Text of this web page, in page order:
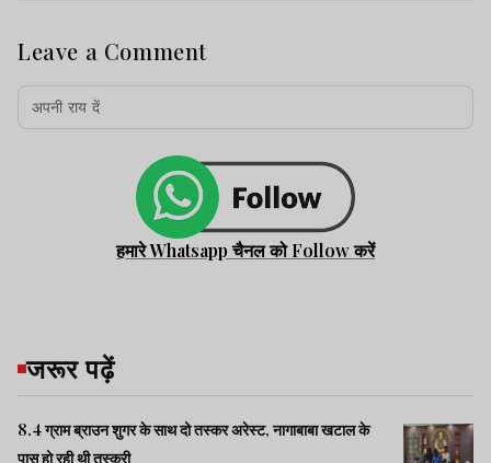
Leave a Comment
हमारे Whatsapp चैनल को Follow करें
जरूर पढ़ें
8.4 ग्राम ब्राउन शुगर के साथ दो तस्कर अरेस्ट, नागाबाबा खटाल के
पास हो रही थी तस्करी